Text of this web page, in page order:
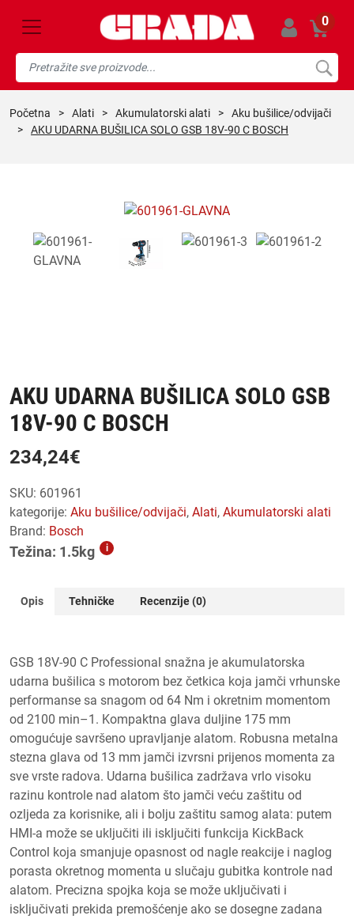
0
početna > alati > akumulatorski alati >
aku bušilice/odvijači
>
AKU UDARNA BUŠILICA SOLO GSB 18V-90 C BOSCH
AKU UDARNA BUŠILICA SOLO GSB
18V-90 C BOSCH
234,24€
SKU: 601961
kategorije:
aku bušilice/odvijači, alati,
akumulatorski alati
Brand: Bosch
Težina: 1.5kg i
Opis Tehničke Recenzije (0)
GSB 18V-90 C Professional snažna je akumulatorska
udarna bušilica s motorom bez četkica koja jamči vrhunske
performanse sa snagom od 64 Nm i okretnim momentom
od 2100 min–1. Kompaktna glava duljine 175 mm
omogućuje savršeno upravljanje alatom. Robusna metalna
stezna glava od 13 mm jamči izvrsni prijenos momenta za
sve vrste radova. Udarna bušilica zadržava vrlo visoku
razinu kontrole nad alatom što jamči veću zaštitu od
ozljeda za korisnike, ali i bolju zaštitu samog alata: putem
HMI-a može se uključiti ili isključiti funkcija KickBack
Control koja smanjuje opasnost od nagle reakcije i naglog
porasta okretnog momenta u slučaju gubitka kontrole nad
alatom. Precizna spojka koja se može uključivati i
isključivati prekida premošćenje ako se dosegne zadana